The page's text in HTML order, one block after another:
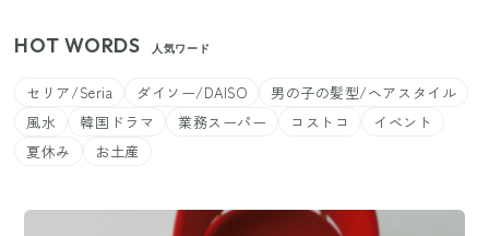
HOT WORDS 人気ワード
セリア/Seria ダイソー/DAISO
男の子の髪型/ヘアスタイル
風水
韓国ドラマ 業務スーパー コストコ
イベント
夏休み
お土産